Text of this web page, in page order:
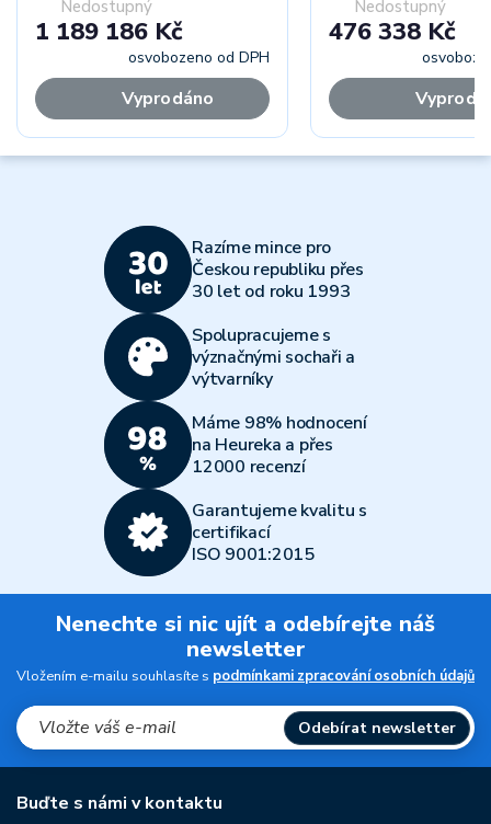
Nedostupný
1 189 186 Kč
osvobozeno od DPH
Vyprodáno
Nedostupný
476 338 Kč
Razíme mince pro
Českou republiku přes
30 let od roku 1993
Spolupracujeme s
význačnými sochaři a
výtvarníky
Máme 98% hodnocení
na Heureka a přes
12000 recenzí
Garantujeme kvalitu s
certifikací
ISO 9001:2015
Nenechte si nic ujít a odebírejte náš
newsletter
Vložením e-mailu souhlasíte s podmínkami zpracování osobních údajů
Odebírat newsletter
Buďte s námi v kontaktu